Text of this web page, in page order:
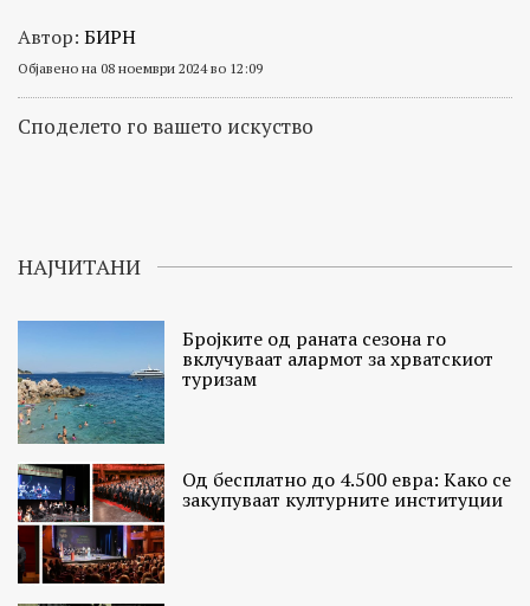
Автор: БИРН
Објавено на 08 ноември 2024 во 12:09
Споделето го вашето искуство
НАЈЧИТАНИ
Бројките од раната сезона го
вклучуваат алармот за хрватскиот
туризам
Од бесплатно до 4.500 евра: Како се
закупуваат културните институции